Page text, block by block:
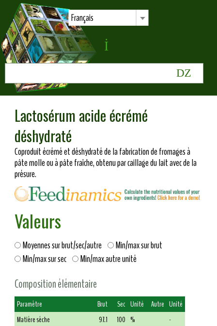
Français
Lactosérum acide écrémé
déshydraté
Coproduit écrémé et déshydraté de la fabrication de fromages à
pâte molle ou à pâte fraîche, obtenu par caillage du lait avec de la
présure.
Valeurs
Moyennes sur brut/sec/autre
Min/max sur brut
Min/max sur sec
Min/max autre unité
Composition élémentaire
Paramètre Brut Sec Unité Autre Unité
Matière sèche
97.1 100 %
-